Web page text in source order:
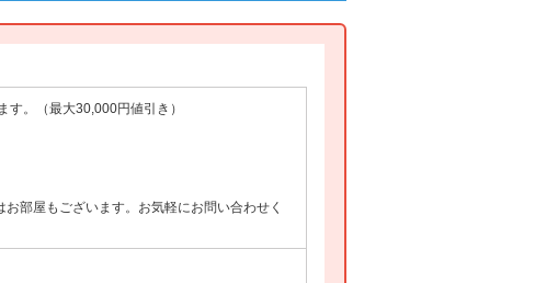
。（最大30,000円値引き）
部屋もございます。お気軽にお問い合わせく